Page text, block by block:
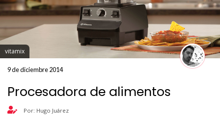
vitamix
9 de diciembre 2014
Procesadora de alimentos
Por: Hugo Juárez